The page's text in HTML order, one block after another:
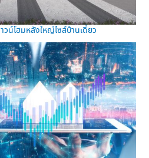
น์โฮมหลังใหญ่ไซส์บ้านเดี่ยว